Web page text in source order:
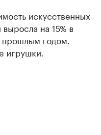
искусственных
на 15% в
годом.
игрушки.